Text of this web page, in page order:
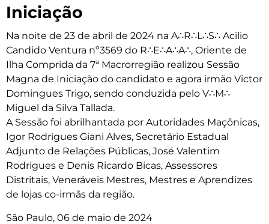
Iniciação
Na noite de 23 de abril de 2024 na A∴R∴L∴S∴ Acilio
Candido Ventura nº3569 do R∴E∴A∴A∴, Oriente de
Ilha Comprida da 7ª Macrorregião realizou Sessão
Magna de Iniciação do candidato e agora irmão Victor
Domingues Trigo, sendo conduzida pelo V∴M∴
Miguel da Silva Tallada.
A Sessão foi abrilhantada por Autoridades Maçônicas,
Igor Rodrigues Giani Alves, Secretário Estadual
Adjunto de Relações Públicas, José Valentim
Rodrigues e Denis Ricardo Bicas, Assessores
Distritais, Veneráveis Mestres, Mestres e Aprendizes
de lojas co-irmãs da região.
São Paulo, 06 de maio de 2024